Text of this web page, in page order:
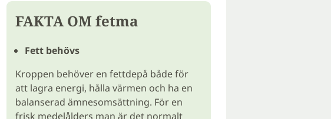
FAKTA OM fetma
Fett behövs
Kroppen behöver en fettdepå både för
att lagra energi, hålla värmen och ha en
balanserad ämnesomsättning. För en
frisk medelålders man är det normalt